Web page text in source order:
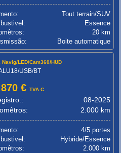
Tout terrain/SUV
Essence
20 km
Boite automatique
LED/Cam360/HUD
USB/BT
€TVA C.
08-2025
2.000 km
4/5 portes
Hybride/Essence
2.000 km